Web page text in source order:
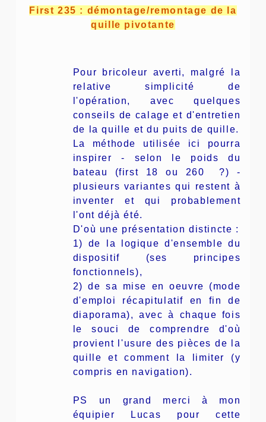
First 235 : démontage/remontage de la
quille pivotante
Pour bricoleur averti, malgré la
relative simplicité de
l'opération, avec quelques
conseils de calage et d'entretien
de la quille et du puits de quille.
La méthode utilisée ici pourra
inspirer - selon le poids du
bateau (first 18 ou 260 ?) -
plusieurs variantes qui restent à
inventer et qui probablement
l'ont déjà été.
D'où une présentation distincte :
1) de la logique d'ensemble du
dispositif (ses principes
fonctionnels),
2) de sa mise en oeuvre (mode
d'emploi récapitulatif en fin de
diaporama), avec à chaque fois
le souci de comprendre d'où
provient l'usure des pièces de la
quille et comment la limiter (y
compris en navigation).
PS un grand merci à mon
équipier Lucas pour cette